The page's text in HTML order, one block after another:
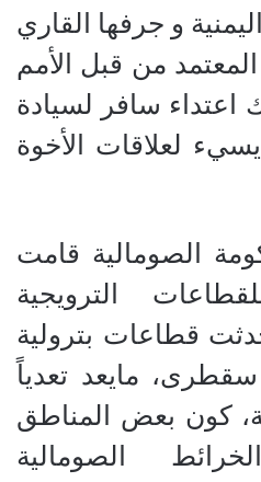
و جرفها القاري
من قبل الأمم
اعتداء سافر لسيادة
يسيء لعلاقات الأخوة
الصومالية قامت
الترويجية
قطاعات بترولية
مايعد تعدياً
كون بعض المناطق
الصومالية